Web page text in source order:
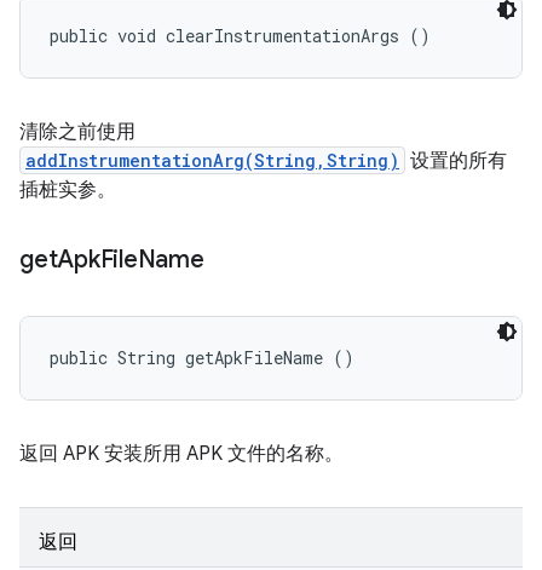
public void clearInstrumentationArgs ()
清除之前使用
addInstrumentationArg(String,String) 设置的所有
插桩实参。
getApkFileName
public String getApkFileName ()
返回 APK 安装所用 APK 文件的名称。
返回